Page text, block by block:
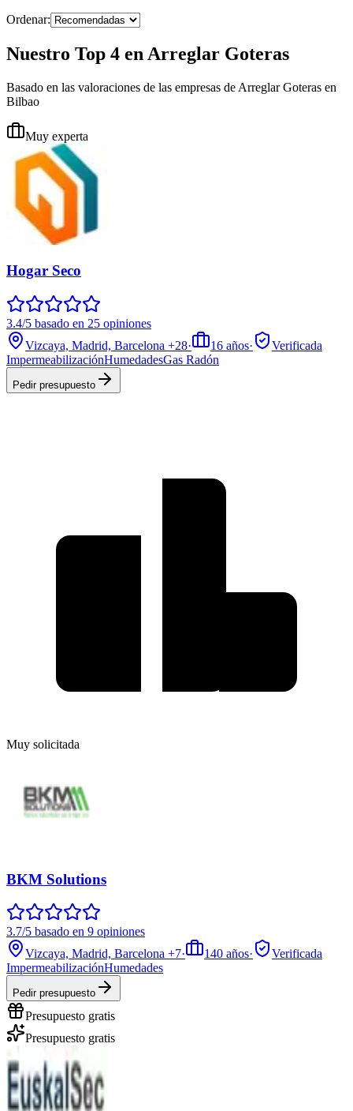
Ordenar:
Nuestro Top 4 en Arreglar Goteras
Basado en las valoraciones de las empresas de Arreglar Goteras en
Bilbao
Muy experta
Hogar Seco
3.4/5 basado en 25 opiniones
Vizcaya, Madrid, Barcelona +28· 16 años·
Verificada
ImpermeabilizaciónHumedadesGas Radón
Pedir presupuesto
Muy solicitada
BKM Solutions
3.7/5 basado en 9 opiniones
Vizcaya, Madrid, Barcelona +7· 140 años·
Verificada
ImpermeabilizaciónHumedades
Pedir presupuesto
Presupuesto gratis
Presupuesto gratis